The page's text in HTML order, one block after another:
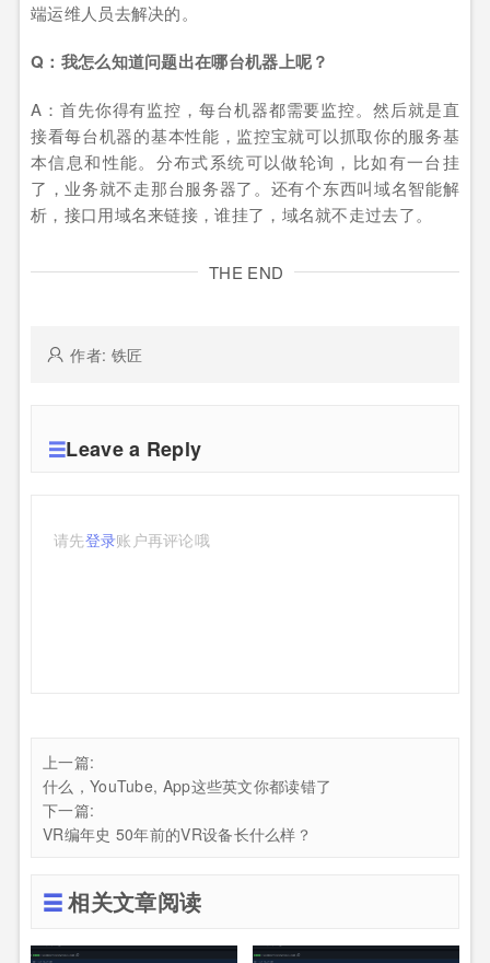
端运维人员去解决的。
Q：我怎么知道问题出在哪台机器上呢？
A：首先你得有监控，每台机器都需要监控。然后就是直
接看每台机器的基本性能，监控宝就可以抓取你的服务基
本信息和性能。分布式系统可以做轮询，比如有一台挂
了，业务就不走那台服务器了。还有个东西叫域名智能解
析，接口用域名来链接，谁挂了，域名就不走过去了。
THE END
作者: 铁匠
Leave a Reply
请先登录账户再评论哦
上一篇:
什么，YouTube, App这些英文你都读错了
下一篇:
VR编年史 50年前的VR设备长什么样？
相关文章阅读